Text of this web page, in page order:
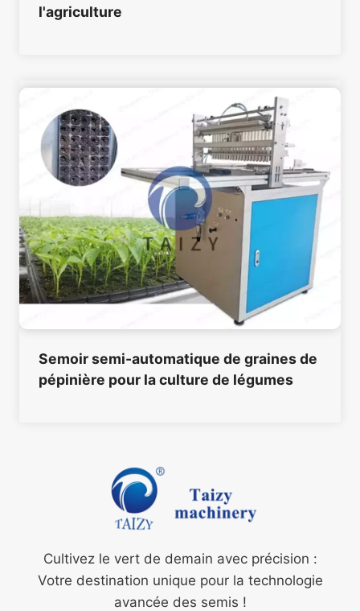
l'agriculture
Semoir semi-automatique de graines de
pépinière pour la culture de légumes
Cultivez le vert de demain avec précision :
Votre destination unique pour la technologie
avancée des semis !